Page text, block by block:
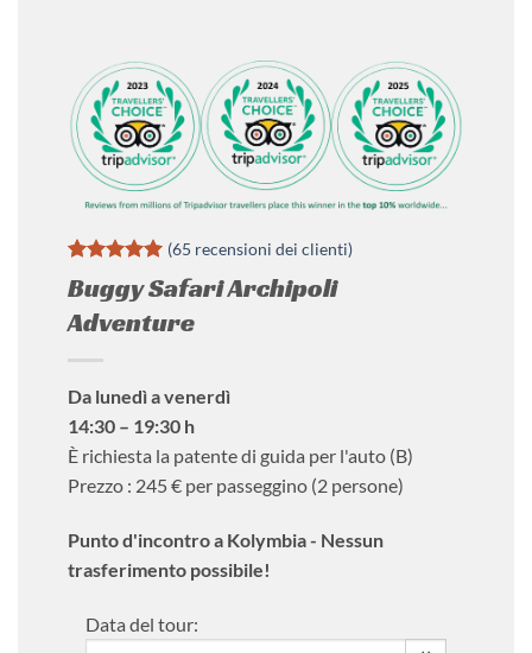
Valutato
su 5 su
base di
65
recensioni
(65 recensioni dei clienti)
Buggy Safari Archipoli
Adventure
Da lunedì a venerdì
14:30 – 19:30 h
È richiesta la patente di guida per l'auto (B)
Prezzo : 245 € per passeggino (2 persone)
Punto d'incontro a Kolymbia - Nessun
trasferimento possibile!
Data del tour: